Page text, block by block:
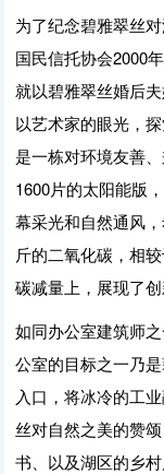
为了纪念碧雅翠丝
国民信托协会2000
就以碧雅翠丝婚后
以艺术家的眼光，
是一栋对环境友善
1600片的太阳能版
幕采光和自然通风
斤的二氧化碳，相
碳减量上，展现了创
如同办公室建筑师
公室的目标之一乃
入口，将冰冷的工
丝对自然之美的赞
书、以及湖区的乡